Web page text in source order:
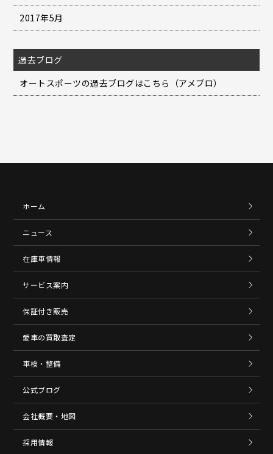
2017年5月
過去ブログ
オートスポーツの過去ブログはこちら（アメブロ）
ホーム
ニュース
在庫車情報
サービス案内
保証付き販売
愛車の買取査定
車検・整備
公式ブログ
会社概要・地図
採用情報